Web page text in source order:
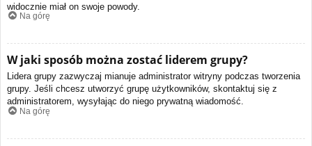
widocznie miał on swoje powody.
Na górę
W jaki sposób można zostać liderem grupy?
Lidera grupy zazwyczaj mianuje administrator witryny podczas tworzenia
grupy. Jeśli chcesz utworzyć grupę użytkowników, skontaktuj się z
administratorem, wysyłając do niego prywatną wiadomość.
Na górę